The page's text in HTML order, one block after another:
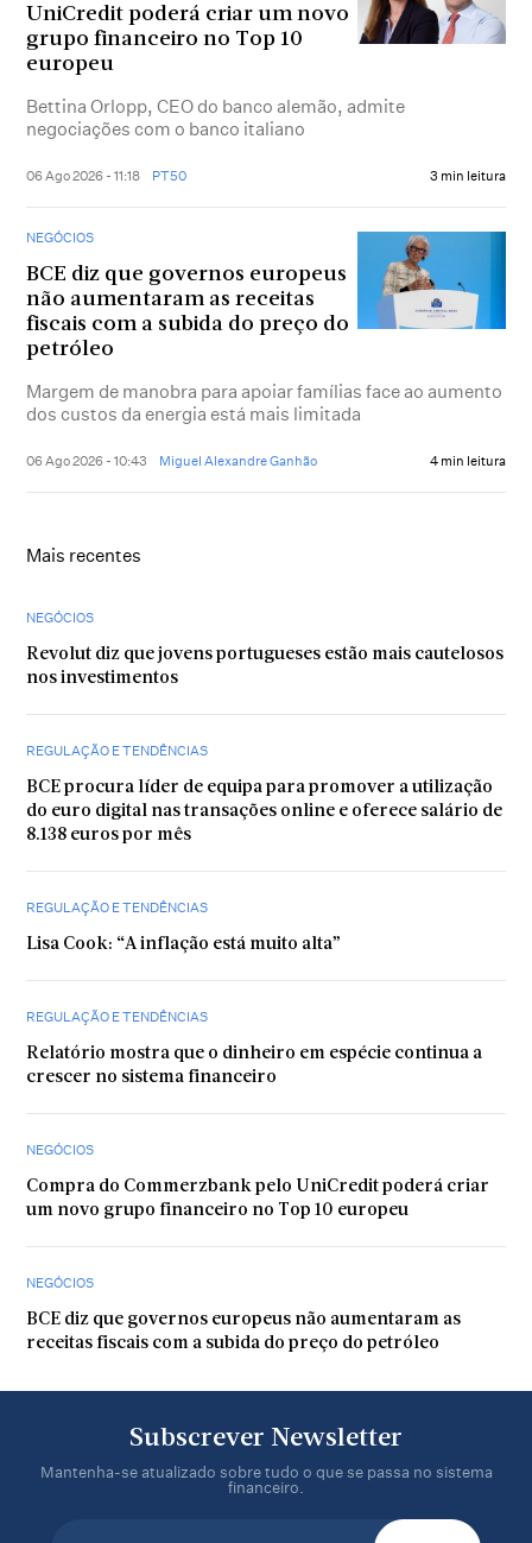
UniCredit poderá criar um novo
grupo financeiro no Top 10
europeu
Bettina Orlopp, CEO do banco alemão, admite
negociações com o banco italiano
06 Ago 2026 - 11:18 PT50 3 min leitura
NEGÓCIOS
BCE diz que governos europeus
não aumentaram as receitas
fiscais com a subida do preço do
petróleo
Margem de manobra para apoiar famílias face ao aumento
dos custos da energia está mais limitada
06 Ago 2026 - 10:43 Miguel Alexandre Ganhão 4 min leitura
Mais recentes
NEGÓCIOS
Revolut diz que jovens portugueses estão mais cautelosos
nos investimentos
REGULAÇÃO E TENDÊNCIAS
BCE procura líder de equipa para promover a utilização
do euro digital nas transações online e oferece salário de
8.138 euros por mês
REGULAÇÃO E TENDÊNCIAS
Lisa Cook: “A inflação está muito alta”
REGULAÇÃO E TENDÊNCIAS
Relatório mostra que o dinheiro em espécie continua a
crescer no sistema financeiro
NEGÓCIOS
Compra do Commerzbank pelo UniCredit poderá criar
um novo grupo financeiro no Top 10 europeu
NEGÓCIOS
BCE diz que governos europeus não aumentaram as
receitas fiscais com a subida do preço do petróleo
Subscrever Newsletter
Mantenha-se atualizado sobre tudo o que se passa no sistema
financeiro.